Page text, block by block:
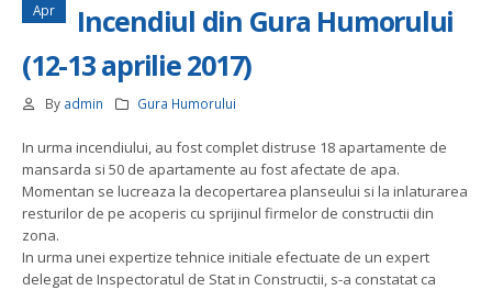
Apr
Incendiul din Gura Humorului
(12-13 aprilie 2017)
By admin Gura Humorului
In urma incendiului, au fost complet distruse 18 apartamente de
mansarda si 50 de apartamente au fost afectate de apa.
Momentan se lucreaza la decopertarea planseului si la inlaturarea
resturilor de pe acoperis cu sprijinul firmelor de constructii din
zona.
In urma unei expertize tehnice initiale efectuate de un expert
delegat de Inspectoratul de Stat in Constructii, s-a constatat ca